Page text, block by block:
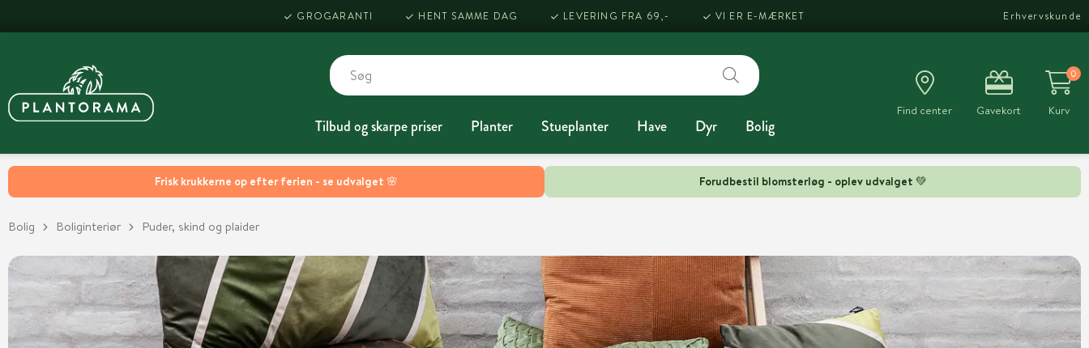
Frisk krukkerne op efter ferien - se udvalget 🌸 Forudbestil blomsterløg - oplev udvalget 💚
GROGARANTI HENT SAMME DAG LEVERING FRA 69,- VI ER E-MÆRKET Erhvervskunde
Tilbud og skarpe priser Planter Stueplanter Have Dyr Bolig
Find center Gavekort
0
Kurv
Bolig Boliginteriør Puder, skind og plaider